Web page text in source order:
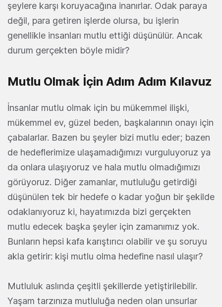
şeylere karşı koruyacağına inanırlar. Odak paraya
değil, para getiren işlerde olursa, bu işlerin
genellikle insanları mutlu ettiği düşünülür. Ancak
durum gerçekten böyle midir?
Mutlu Olmak İçin Adım Adım Kılavuz
İnsanlar mutlu olmak için bu mükemmel ilişki,
mükemmel ev, güzel beden, başkalarının onayı için
çabalarlar. Bazen bu şeyler bizi mutlu eder; bazen
de hedeflerimize ulaşamadığımızı vurguluyoruz ya
da onlara ulaşıyoruz ve hala mutlu olmadığımızı
görüyoruz. Diğer zamanlar, mutluluğu getirdiği
düşünülen tek bir hedefe o kadar yoğun bir şekilde
odaklanıyoruz ki, hayatımızda bizi gerçekten
mutlu edecek başka şeyler için zamanımız yok.
Bunların hepsi kafa karıştırıcı olabilir ve şu soruyu
akla getirir: kişi mutlu olma hedefine nasıl ulaşır?
Mutluluk aslında çeşitli şekillerde yetiştirilebilir.
Yaşam tarzınıza mutluluğa neden olan unsurlar